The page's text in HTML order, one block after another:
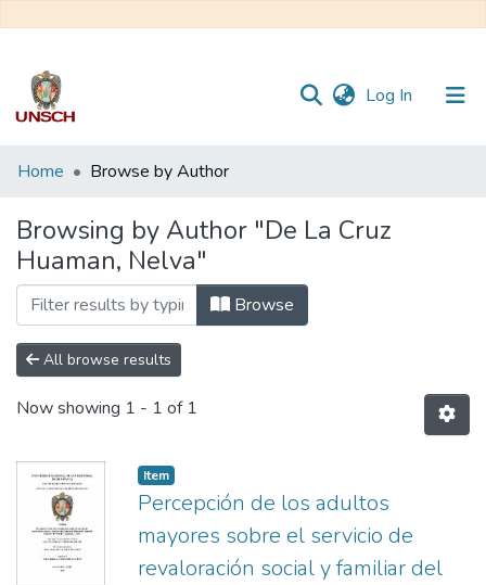
Log In (current)
Communities
Collections
All of DSpace
Home Browse by Author
Browsing by Author "De La Cruz
Huaman, Nelva"
Browse
All browse results
Now showing 1 - 1 of 1
Item
Percepción de los adultos
mayores sobre el servicio de
revaloración social y familiar del